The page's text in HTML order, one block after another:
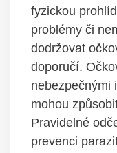
fyzickou
problémy či
dodržovat
doporučí.
nebezpečnými
mohou
Pravidelné
prevenci